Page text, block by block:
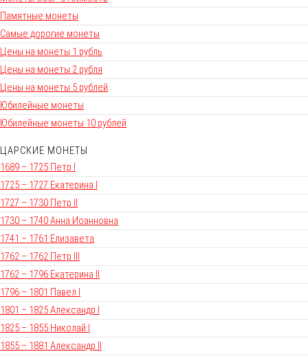
Памятные монеты
Самые дорогие монеты
Цены на монеты 1 рубль
Цены на монеты 2 рубля
Цены на монеты 5 рублей
Юбилейные монеты
Юбилейные монеты 10 рублей
ЦАРСКИЕ МОНЕТЫ
1689 – 1725 Петр I
1725 – 1727 Екатерина I
1727 – 1730 Петр II
1730 – 1740 Анна Иоанновна
1741 – 1761 Елизавета
1762 – 1762 Петр III
1762 – 1796 Екатерина II
1796 – 1801 Павел I
1801 – 1825 Александр I
1825 – 1855 Николай I
1855 – 1881 Александр II